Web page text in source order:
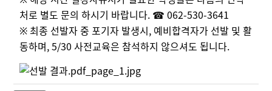
처로 별도 문의 하시기 바랍니다. ☎062-530-3641
※ 최종 선발자 중 포기자 발생시, 예비합격자가 선발 및 활
동하며, 5/30 사전교육은 참석하지 않으셔도 됩니다.